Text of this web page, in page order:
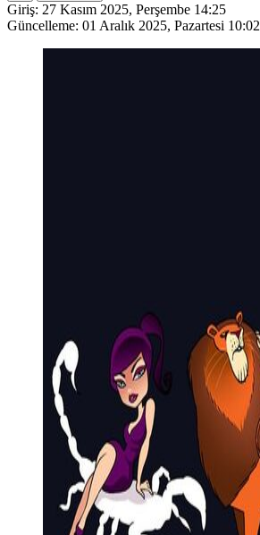
Giriş: 27 Kasım 2025, Perşembe 14:25
Güncelleme: 01 Aralık 2025, Pazartesi 10:02